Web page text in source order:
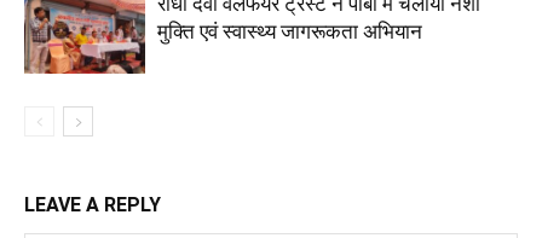
मुक्ति एवं स्वास्थ्य जागरूकता अभियान
LEAVE A REPLY